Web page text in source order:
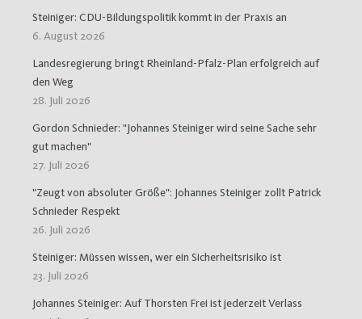
Steiniger: CDU-Bildungspolitik kommt in der Praxis an
6. August 2026
Landesregierung bringt Rheinland-Pfalz-Plan erfolgreich auf
den Weg
28. Juli 2026
Gordon Schnieder: "Johannes Steiniger wird seine Sache sehr
gut machen"
27. Juli 2026
"Zeugt von absoluter Größe": Johannes Steiniger zollt Patrick
Schnieder Respekt
26. Juli 2026
Steiniger: Müssen wissen, wer ein Sicherheitsrisiko ist
23. Juli 2026
Johannes Steiniger: Auf Thorsten Frei ist jederzeit Verlass